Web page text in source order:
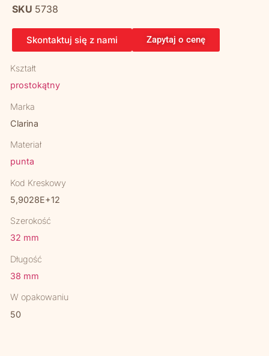
SKU 5738
Skontaktuj się z nami Zapytaj o cenę
Kształt
prostokątny
Marka
Clarina
Materiał
punta
Kod Kreskowy
5,9028E+12
Szerokość
32 mm
Długość
38 mm
W opakowaniu
50